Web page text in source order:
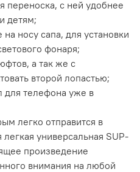
переноска, с ней удобнее
детям;
носу сапа, для установки
фонаря;
а так же с
второй лопастью;
для телефона уже в
легко отправится в
легкая универсальная SUP-
произведение
внимания на любой